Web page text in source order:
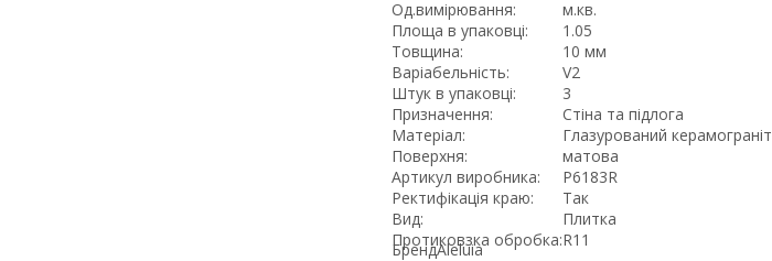
Од.вимірювання:
м.кв.
Площа в упаковці:
1.05
Товщина:
10 мм
Варіабельність:
V2
Штук в упаковці:
3
Призначення:
Стіна та підлога
Матеріал:
Глазурований керамограніт
Поверхня:
матова
Артикул виробника:
P6183R
Ректифікація краю:
Так
Вид:
Плитка
Протиковзка обробка:R11
БрендAleluia